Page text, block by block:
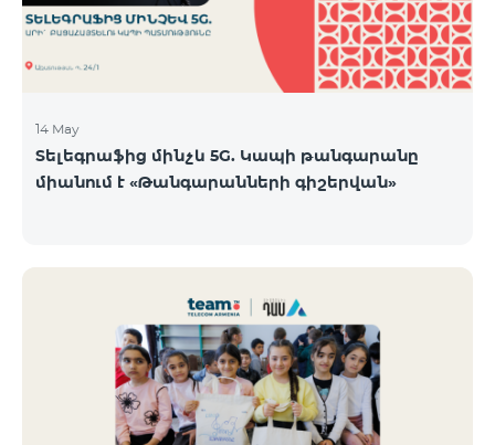
14 May
Տելեգրաֆից մինչև 5G. Կապի թանգարանը
միանում է «Թանգարանների գիշերվան»